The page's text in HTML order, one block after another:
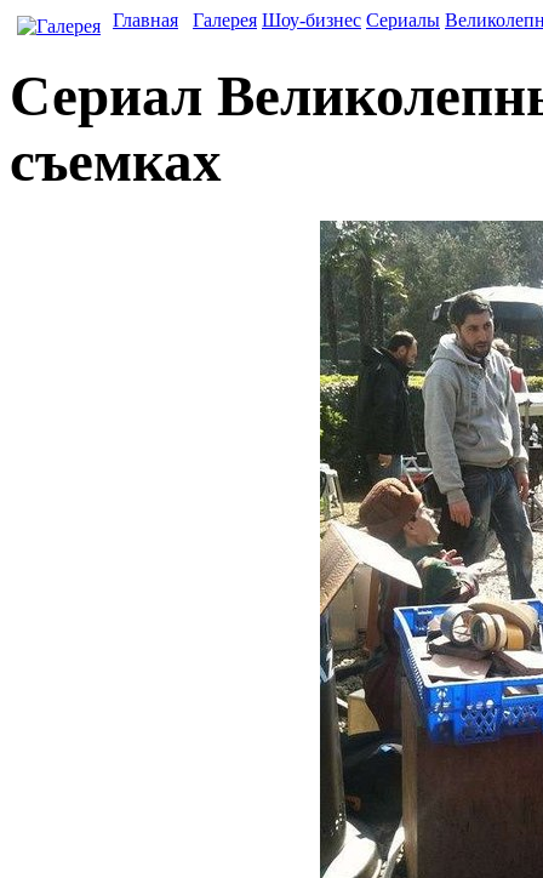
Главная Галерея Шоу-бизнес Сериалы
Сериал
съемках